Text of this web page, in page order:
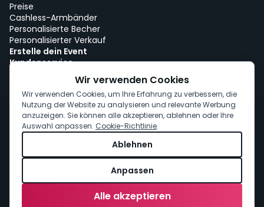
Preise
Cashless-Armbänder
Personalisierte Becher
Personalisierter Verkauf
Erstelle dein Event
Kundenservice
Arbeiten bei woutick!
Cookie-Richtlinie
Cookie-Einwilligung
Wir verwenden Cookies
Wir verwenden Cookies, um Ihre Erfahrung zu verbessern, die
Nutzung der Website zu analysieren und relevante Werbung
anzuzeigen. Sie können alle akzeptieren, ablehnen oder Ihre
Auswahl anpassen. Cookie-Richtlinie.
Ablehnen
Anpassen
Alle akzeptieren